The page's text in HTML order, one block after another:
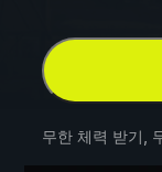
무한 체력 받기,